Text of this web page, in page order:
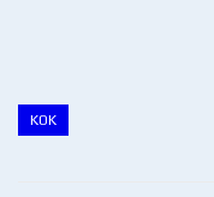
ΚΟΚ